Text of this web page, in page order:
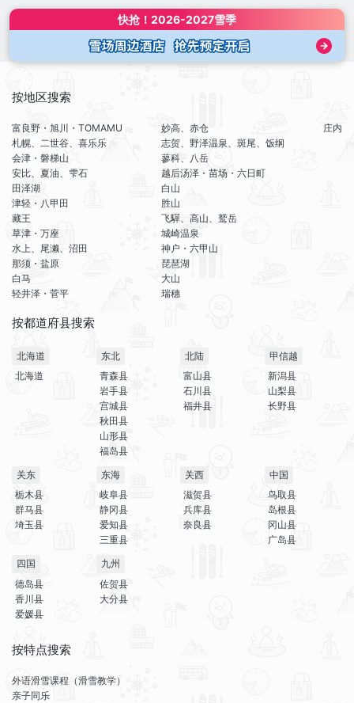
快抢！ 2026-2027雪季
按地区搜索
富良野・旭川・TOMAMU
札幌、二世谷、喜乐乐
会津・磐梯山
安比、夏油、雫石
田泽湖
津轻・八甲田
藏王
草津・万座
水上、尾濑、沼田
那须・盐原
白马
轻井泽・菅平
妙高、赤仓
志贺、野泽温泉、斑尾、饭纲
蓼科、八岳
越后汤泽・苗场・六日町
白山
胜山
飞驒、高山、鹫岳
城崎温泉
神户・六甲山
琵琶湖
大山
瑞穗
庄内
按都道府县搜索
北海道
北海道
东北
青森县
岩手县
宫城县
秋田县
山形县
福岛县
北陆
富山县
石川县
福井县
甲信越
新潟县
山梨县
长野县
关东
栃木县
群马县
埼玉县
东海
岐阜县
静冈县
爱知县
三重县
关西
滋贺县
兵库县
奈良县
中国
鸟取县
岛根县
冈山县
广岛县
四国
德岛县
香川县
爱媛县
九州
佐贺县
大分县
按特点搜索
外语滑雪课程（滑雪教学）
亲子同乐